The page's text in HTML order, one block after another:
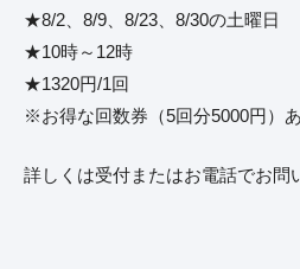
★8/2、8/9、8/23、8/30の土曜日
★10時～12時
★1320円/1回
※お得な回数券（5回分5000円）
詳しくは受付またはお電話でお問